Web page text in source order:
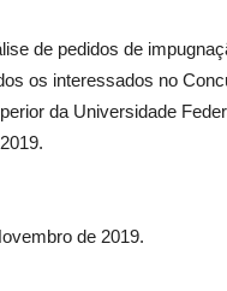
de pedidos de
os interessados no
da Universidade
de 2019.